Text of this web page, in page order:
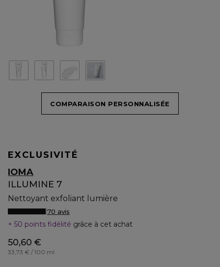
COMPARAISON PERSONNALISÉE
EXCLUSIVITÉ
IOMA
ILLUMINE 7
Nettoyant exfoliant lumière
70 avis
50 points fidélité grâce à cet achat
50,60 €
33,73 € / 100 ml